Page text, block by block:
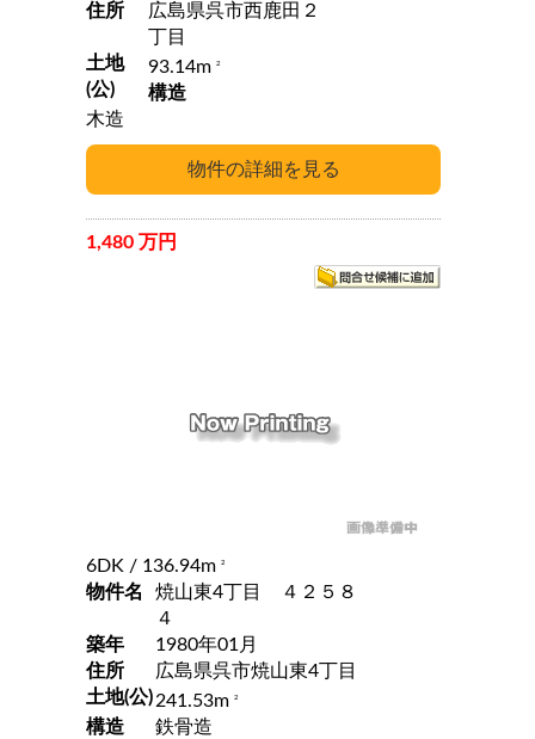
住所
広島県呉市西鹿田２
丁目
土地
(公)
93.14m 2
構造
木造
1,480 万円
6DK / 136.94m 2
物件名
焼山東4丁目 ４２５８
４
築年
1980年01月
住所
広島県呉市焼山東4丁目
土地(公)241.53m2
構造 鉄骨造